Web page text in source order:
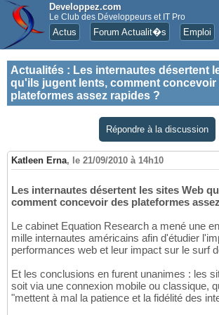
Developpez.com
Le Club des Développeurs et IT Pro
Actus Forum Actualit�s Emploi
Actualités : Les internautes désertent
qu'ils jugent lents, comment concevoir
plateformes assez rapides ?
Répondre à la discussion
Katleen Erna, le 21/09/2010 à 14h10
Les internautes désertent les sites Web
comment concevoir des plateformes
Le cabinet Equation Research a mené une
mille internautes américains afin d'étudier
performances web et leur impact sur le surf
Et les conclusions en furent unanimes : les
soit via une connexion mobile ou classique,
"mettent à mal la patience et la fidélité des